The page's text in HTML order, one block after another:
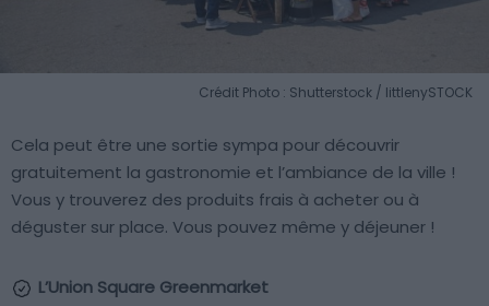
Crédit Photo : Shutterstock / littlenySTOCK
Cela peut être une sortie sympa pour découvrir
gratuitement la gastronomie et l’ambiance de la ville !
Vous y trouverez des produits frais à acheter ou à
déguster sur place. Vous pouvez même y déjeuner !
L’Union Square Greenmarket